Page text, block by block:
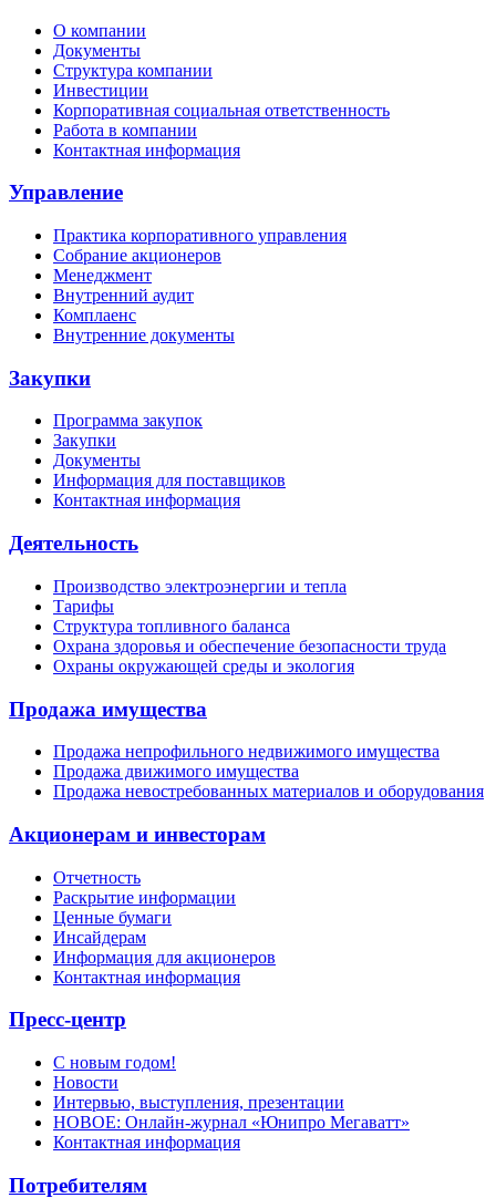
О компании
Документы
Структура компании
Инвестиции
Корпоративная социальная ответственность
Работа в компании
Контактная информация
Управление
Практика корпоративного управления
Собрание акционеров
Менеджмент
Внутренний аудит
Комплаенс
Внутренние документы
Закупки
Программа закупок
Закупки
Документы
Информация для поставщиков
Контактная информация
Деятельность
Производство электроэнергии и тепла
Тарифы
Структура топливного баланса
Охрана здоровья и обеспечение безопасности труда
Охраны окружающей среды и экология
Продажа имущества
Продажа непрофильного недвижимого имущества
Продажа движимого имущества
Продажа невостребованных материалов и оборудования
Акционерам и инвесторам
Отчетность
Раскрытие информации
Ценные бумаги
Инсайдерам
Информация для акционеров
Контактная информация
Пресс-центр
С новым годом!
Новости
Интервью, выступления, презентации
НОВОЕ: Онлайн-журнал «Юнипро Мегаватт»
Контактная информация
Потребителям